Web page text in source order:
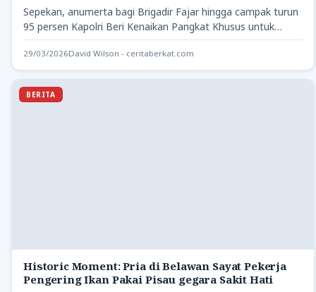
Sepekan, anumerta bagi Brigadir Fajar hingga campak turun
95 persen Kapolri Beri Kenaikan Pangkat Khusus untuk
Anggota yang…
29/03/2026David Wilson - ceritaberkat.com
BERITA
Historic Moment: Pria di Belawan Sayat Pekerja
Pengering Ikan Pakai Pisau gegara Sakit Hati